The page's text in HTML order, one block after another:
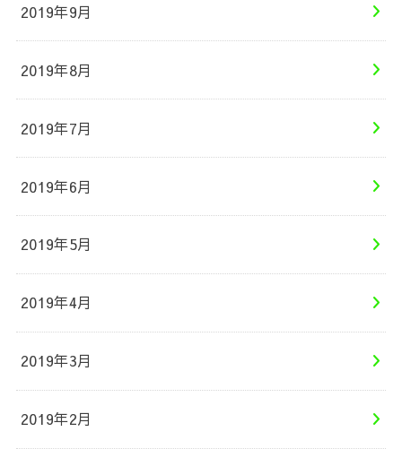
2019年9月
2019年8月
2019年7月
2019年6月
2019年5月
2019年4月
2019年3月
2019年2月